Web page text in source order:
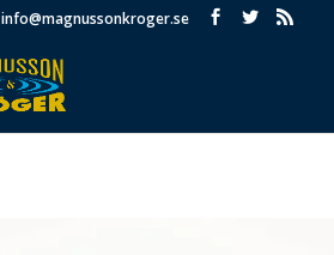
info@magnussonkroger.se